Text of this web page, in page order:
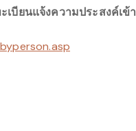
บียนแจ้งความประสงค์เข้า